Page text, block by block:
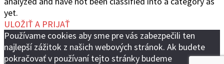
yet.
ULOŽIŤ A PRIJAŤ
Používame cookies aby sme pre vás zabezpečili ten
najlepší zážitok z našich webových stránok. Ak budete
pokračovať v používaní tejto stránky budeme